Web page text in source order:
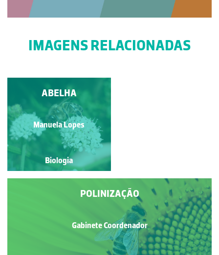
IMAGENS RELACIONADAS
INTERAÇÃO
ABELHA/PLANTA
Victor Silvestre
Biologia
POLINIZAÇÃO
Gabinete Coordenador
ABELHA
Manuela Lopes
Biologia